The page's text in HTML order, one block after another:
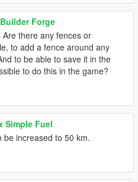
Forge
Are there any fences or
to add a fence around any
to be able to save it in the
to do this in the game?
Simple Fuel
be increased to 50 km.